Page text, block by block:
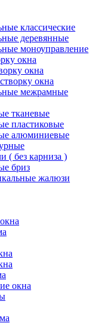
классические
деревянные
моноуправление
окна
окна
окна
межрамные
тканевые
пластиковые
алюминиевые
( без карниза )
бриз
жалюзи
окна